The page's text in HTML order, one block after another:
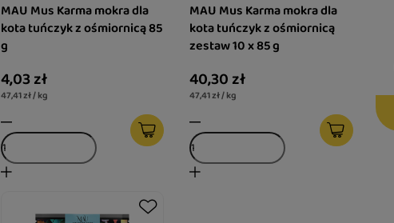
MAU Mus Karma mokra dla
kota tuńczyk z ośmiornicą 85
g
4,03 zł
47,41 zł / kg
MAU Mus Karma mokra dla
kota tuńczyk z ośmiornicą
zestaw 10 x 85 g
40,30 zł
47,41 zł / kg